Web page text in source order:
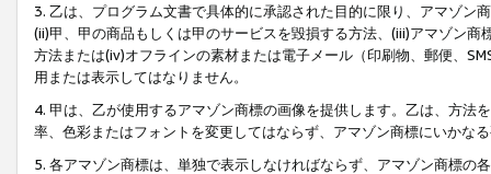
3. 乙は、プログラム文書で具体的に承認された目的に限り、アマゾン
(ii)甲、甲の商品もしくは甲のサービスを毀損する方法、(iii)アマゾン
方法または(iv)オフラインの素材または電子メール（印刷物、郵便、
用または表示してはなりません。
4. 甲は、乙が使用するアマゾン商標の画像を提供します。乙は、方
率、色彩またはフォントを変更してはならず、アマゾン商標にいかな
5. 各アマゾン商標は、単独で表示しなければならず、アマゾン商標